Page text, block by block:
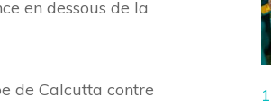
en dessous de la
de Calcutta contre